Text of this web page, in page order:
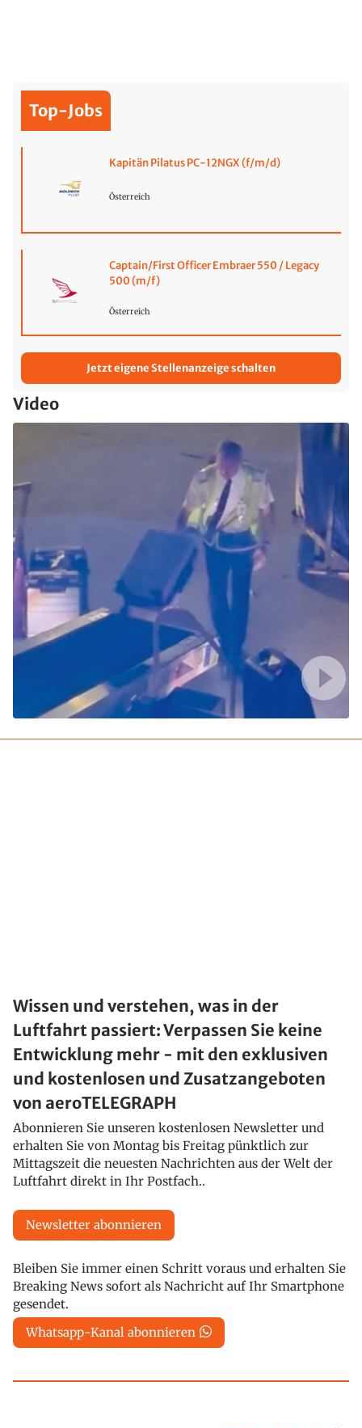
Top-Jobs
Kapitän Pilatus PC-12NGX (f/m/d)
Österreich
Captain/First Officer Embraer 550 / Legacy
500 (m/f)
Österreich
Jetzt eigene Stellenanzeige schalten
Video
Wissen und verstehen, was in der
Luftfahrt passiert: Verpassen Sie keine
Entwicklung mehr - mit den exklusiven
und kostenlosen und Zusatzangeboten
von aeroTELEGRAPH
Abonnieren Sie unseren kostenlosen Newsletter und
erhalten Sie von Montag bis Freitag pünktlich zur
Mittagszeit die neuesten Nachrichten aus der Welt der
Luftfahrt direkt in Ihr Postfach..
Newsletter abonnieren
Bleiben Sie immer einen Schritt voraus und erhalten Sie
Breaking News sofort als Nachricht auf Ihr Smartphone
gesendet.
Whatsapp-Kanal abonnieren